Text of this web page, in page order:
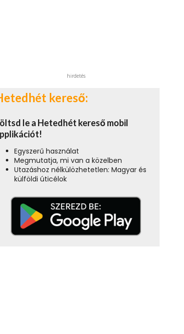
hirdetés
kereső:
le a Hetedhét kereső mobil
Egyszerű használat
Megmutatja, mi van a közelben
Utazáshoz nélkülözhetetlen: Magyar és
külföldi úticélok